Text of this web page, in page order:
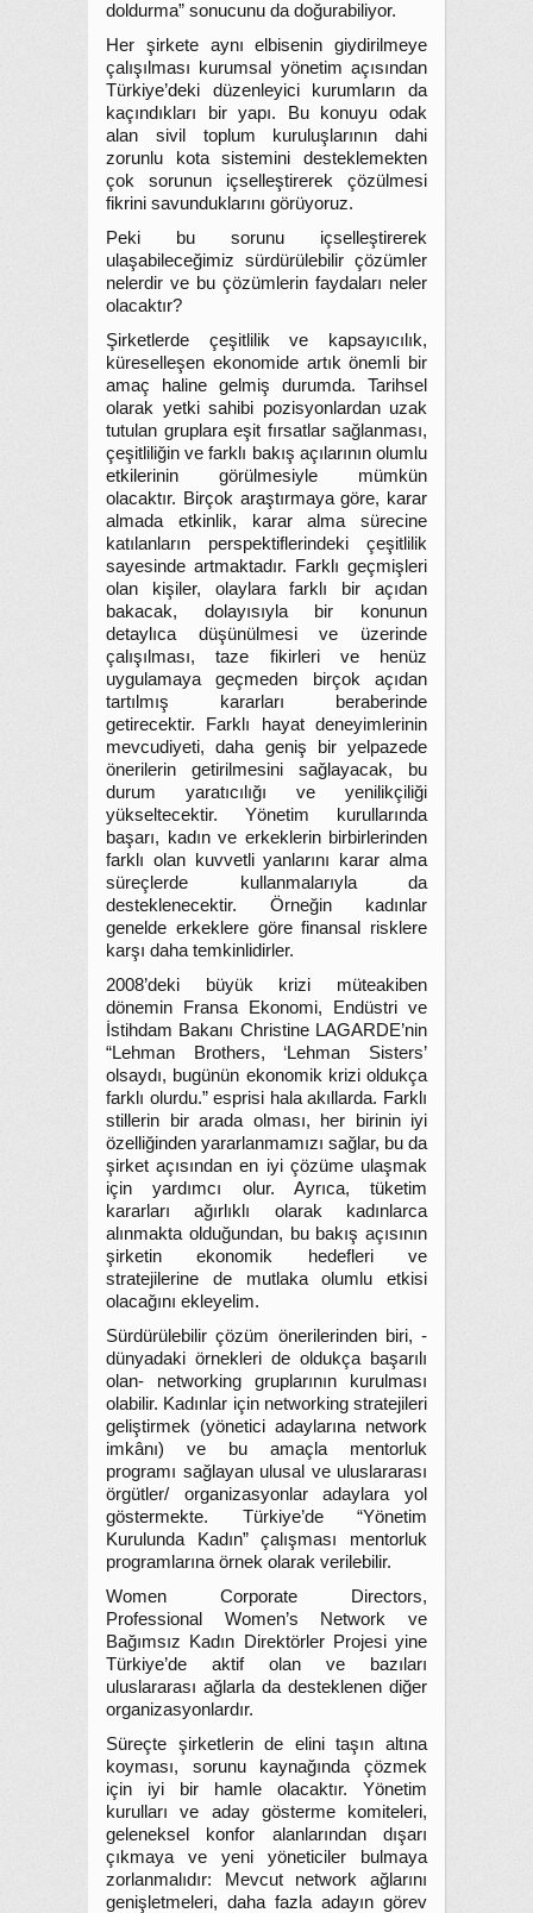
doldurma” sonucunu da doğurabiliyor.
Her şirkete aynı elbisenin giydirilmeye
çalışılması kurumsal yönetim açısından
Türkiye’deki düzenleyici kurumların da
kaçındıkları bir yapı. Bu konuyu odak
alan sivil toplum kuruluşlarının dahi
zorunlu kota sistemini desteklemekten
çok sorunun içselleştirerek çözülmesi
fikrini savunduklarını görüyoruz.
Peki bu sorunu içselleştirerek
ulaşabileceğimiz sürdürülebilir çözümler
nelerdir ve bu çözümlerin faydaları neler
olacaktır?
Şirketlerde çeşitlilik ve kapsayıcılık,
küreselleşen ekonomide artık önemli bir
amaç haline gelmiş durumda. Tarihsel
olarak yetki sahibi pozisyonlardan uzak
tutulan gruplara eşit fırsatlar sağlanması,
çeşitliliğin ve farklı bakış açılarının olumlu
etkilerinin görülmesiyle mümkün
olacaktır. Birçok araştırmaya göre, karar
almada etkinlik, karar alma sürecine
katılanların perspektiflerindeki çeşitlilik
sayesinde artmaktadır. Farklı geçmişleri
olan kişiler, olaylara farklı bir açıdan
bakacak, dolayısıyla bir konunun
detaylıca düşünülmesi ve üzerinde
çalışılması, taze fikirleri ve henüz
uygulamaya geçmeden birçok açıdan
tartılmış kararları beraberinde
getirecektir. Farklı hayat deneyimlerinin
mevcudiyeti, daha geniş bir yelpazede
önerilerin getirilmesini sağlayacak, bu
durum yaratıcılığı ve yenilikçiliği
yükseltecektir. Yönetim kurullarında
başarı, kadın ve erkeklerin birbirlerinden
farklı olan kuvvetli yanlarını karar alma
süreçlerde kullanmalarıyla da
desteklenecektir. Örneğin kadınlar
genelde erkeklere göre finansal risklere
karşı daha temkinlidirler.
2008’deki büyük krizi müteakiben
dönemin Fransa Ekonomi, Endüstri ve
İstihdam Bakanı Christine LAGARDE’nin
“Lehman Brothers, ‘Lehman Sisters’
olsaydı, bugünün ekonomik krizi oldukça
farklı olurdu.” esprisi hala akıllarda. Farklı
stillerin bir arada olması, her birinin iyi
özelliğinden yararlanmamızı sağlar, bu da
şirket açısından en iyi çözüme ulaşmak
için yardımcı olur. Ayrıca, tüketim
kararları ağırlıklı olarak kadınlarca
alınmakta olduğundan, bu bakış açısının
şirketin ekonomik hedefleri ve
stratejilerine de mutlaka olumlu etkisi
olacağını ekleyelim.
Sürdürülebilir çözüm önerilerinden biri, -
dünyadaki örnekleri de oldukça başarılı
olan- networking gruplarının kurulması
olabilir. Kadınlar için networking stratejileri
geliştirmek (yönetici adaylarına network
imkânı) ve bu amaçla mentorluk
programı sağlayan ulusal ve uluslararası
örgütler/ organizasyonlar adaylara yol
göstermekte. Türkiye’de “Yönetim
Kurulunda Kadın” çalışması mentorluk
programlarına örnek olarak verilebilir.
Women Corporate Directors,
Professional Women’s Network ve
Bağımsız Kadın Direktörler Projesi yine
Türkiye’de aktif olan ve bazıları
uluslararası ağlarla da desteklenen diğer
organizasyonlardır.
Süreçte şirketlerin de elini taşın altına
koyması, sorunu kaynağında çözmek
için iyi bir hamle olacaktır. Yönetim
kurulları ve aday gösterme komiteleri,
geleneksel konfor alanlarından dışarı
çıkmaya ve yeni yöneticiler bulmaya
zorlanmalıdır: Mevcut network ağlarını
genişletmeleri, daha fazla adayın görev